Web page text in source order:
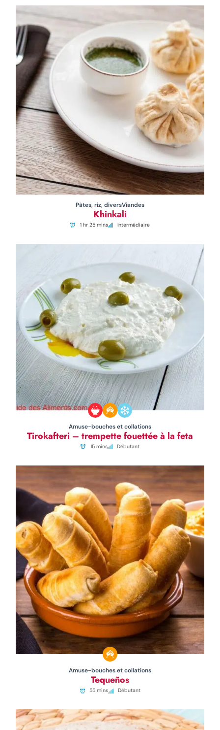
Pâtes, riz, diversViandes
Khinkali
1 hr 25 mins Intermédiaire
Amuse-bouches et collations
Tirokafteri – trempette fouettée à la feta
15 mins Débutant
Amuse-bouches et collations
Tequeños
55 mins Débutant